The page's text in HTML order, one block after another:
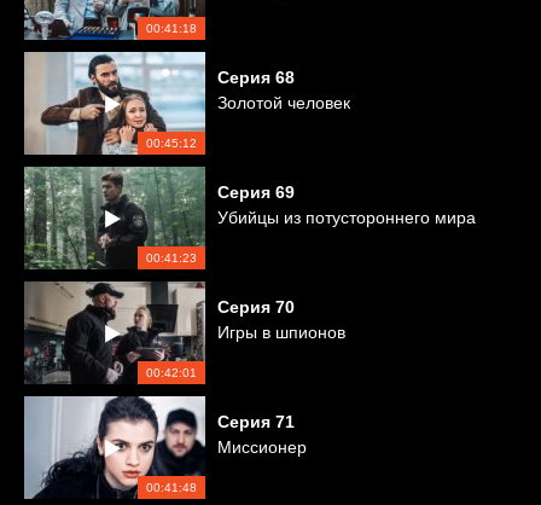
00:41:18
00:45:12
Серия 68
Золотой человек
00:41:23
Серия 69
Убийцы из потустороннего мира
00:42:01
Серия 70
Игры в шпионов
00:41:48
Серия 71
Миссионер